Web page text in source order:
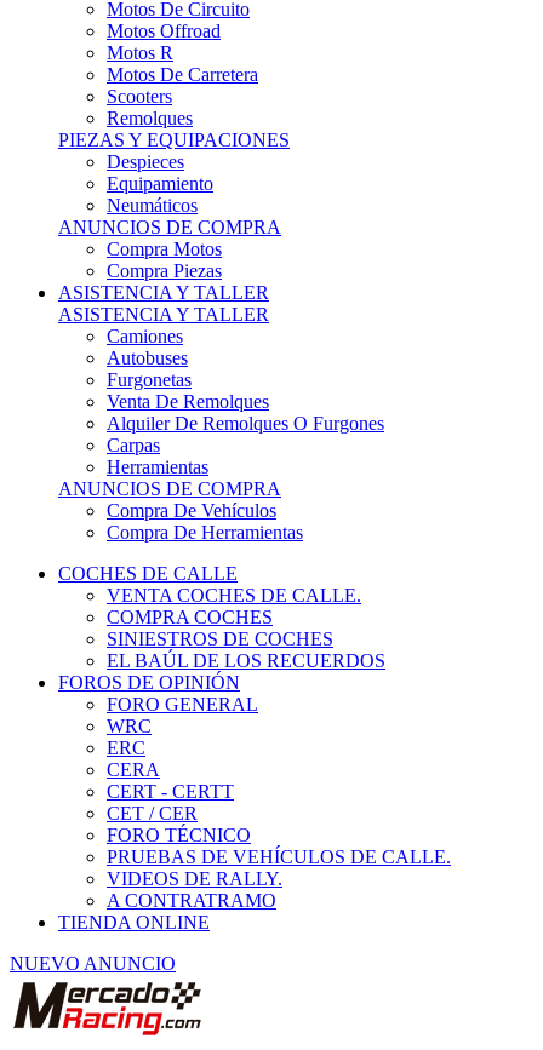
Motos R
Motos De Carretera
Scooters
Remolques
PIEZAS Y EQUIPACIONES
Despieces
Equipamiento
Neumáticos
ANUNCIOS DE COMPRA
Compra Motos
Compra Piezas
ASISTENCIA Y TALLER
ASISTENCIA Y TALLER
Camiones
Autobuses
Furgonetas
Venta De Remolques
Alquiler De Remolques O Furgones
Carpas
Herramientas
ANUNCIOS DE COMPRA
Compra De Vehículos
Compra De Herramientas
COCHES DE CALLE
VENTA COCHES DE CALLE.
COMPRA COCHES
SINIESTROS DE COCHES
EL BAÚL DE LOS RECUERDOS
FOROS DE OPINIÓN
FORO GENERAL
WRC
ERC
CERA
CERT - CERTT
CET / CER
FORO TÉCNICO
PRUEBAS DE VEHÍCULOS DE CALLE.
VIDEOS DE RALLY.
A CONTRATRAMO
TIENDA ONLINE
NUEVO ANUNCIO